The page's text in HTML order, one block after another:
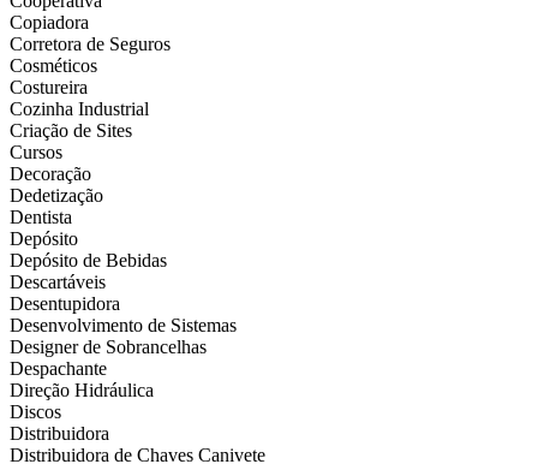
Copiadora
Corretora de Seguros
Cosméticos
Costureira
Cozinha Industrial
Criação de Sites
Cursos
Decoração
Dedetização
Dentista
Depósito
Depósito de Bebidas
Descartáveis
Desentupidora
Desenvolvimento de Sistemas
Designer de Sobrancelhas
Despachante
Direção Hidráulica
Discos
Distribuidora
Distribuidora de Chaves Canivete